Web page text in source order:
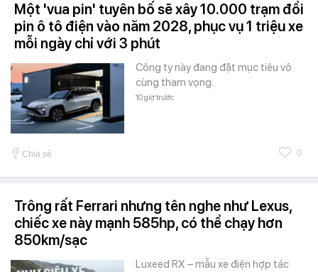
Một 'vua pin' tuyên bố sẽ xây 10.000 trạm đổi
pin ô tô điện vào năm 2028, phục vụ 1 triệu xe
mỗi ngày chỉ với 3 phút
Công ty này đang đặt mục tiêu vô
cùng tham vọng.
10 giờ trước
Chia sẻ 0
Trông rất Ferrari nhưng tên nghe như Lexus,
chiếc xe này mạnh 585hp, có thể chạy hơn
850km/sạc
Luxeed RX – mẫu xe điện hợp tác